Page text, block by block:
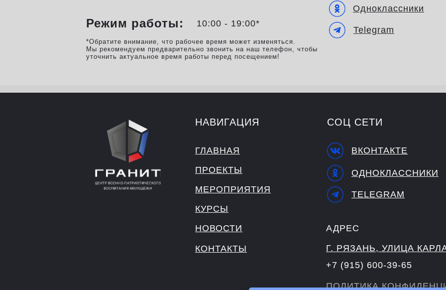
Telegram
Одноклассники
Режим работы:
*Обратите внимание, что рабочее время может изменяться.
Мы рекомендуем предварительно звонить на наш телефон, чтобы
уточнить актуальное время работы перед посещением!
10:00 - 19:00*
ПОЛИТИКА
+7 (915) 600-39-65
Г. РЯЗАНЬ, УЛИЦА
TELEGRAM
ОДНОКЛАССНИКИ
ВКОНТАКТЕ
АДРЕС
СОЦ СЕТИ
ГЛАВНАЯ
ПРОЕКТЫ
МЕРОПРИЯТИЯ
КУРСЫ
НОВОСТИ
КОНТАКТЫ
НАВИГАЦИЯ